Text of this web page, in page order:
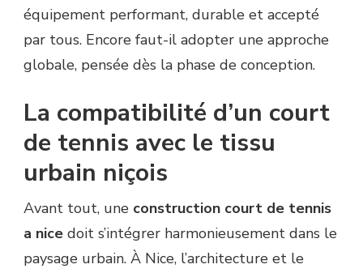
équipement performant, durable et accepté
par tous. Encore faut-il adopter une approche
globale, pensée dès la phase de conception.
La compatibilité d’un court
de tennis avec le tissu
urbain niçois
Avant tout, une construction court de tennis
a nice doit s’intégrer harmonieusement dans le
paysage urbain. À Nice, l’architecture et le